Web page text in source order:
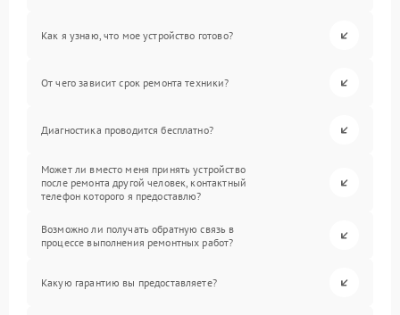
Как я узнаю, что мое устройство готово?
От чего зависит срок ремонта техники?
Диагностика проводится бесплатно?
Может ли вместо меня принять устройство
после ремонта другой человек, контактный
телефон которого я предоставлю?
Возможно ли получать обратную связь в
процессе выполнения ремонтных работ?
Какую гарантию вы предоставляете?